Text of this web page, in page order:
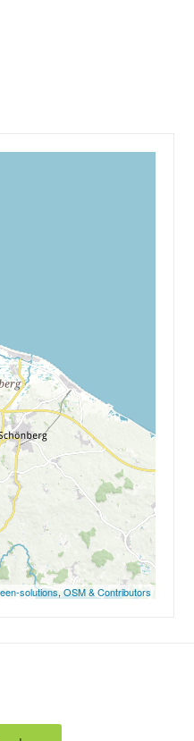
solutions,OSM & Contributors